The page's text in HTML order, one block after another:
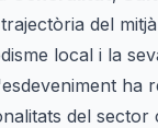
del
local i la
ha
del sector